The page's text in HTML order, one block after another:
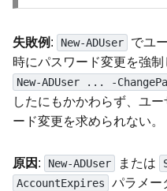
失敗例 : New-ADUser
でユ
時にパスワード変更を強制
New-ADUser ... -
したにもかかわらず、ユ
ード変更を求められない。
原因 : New-ADUser または
AccountExpires
パラメー